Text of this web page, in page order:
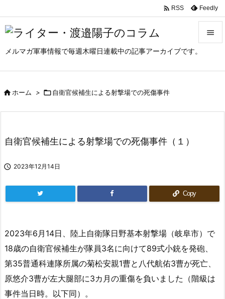
メルマガ軍事情報で毎週木曜日連載中の記事アーカイブです。

 RSS Feedly
ホーム > 自衛官候補生による射撃場での死傷事件
自衛官候補生による射撃場での死傷事件（１）
 2023年12月14日
Copy
2023年6月14日、陸上自衛隊日野基本射撃場（岐阜市）で
18歳の自衛官候補生が隊員3名に向けて89式小銃を発砲、
第35普通科連隊所属の菊松安親1曹と八代航佑3曹が死亡、
原悠介3曹が左大腿部に3カ月の重傷を負いました（階級は
事件当日時。以下同）。